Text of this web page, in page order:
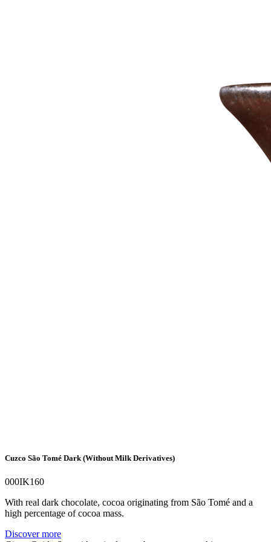
Cuzco São Tomé Dark (Without Milk Derivatives)
000IK160
With real dark chocolate, cocoa originating from São Tomé and a
high percentage of cocoa mass.
Discover more